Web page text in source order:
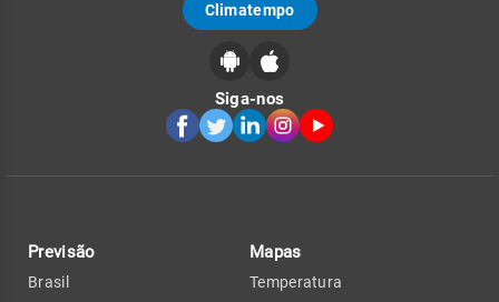
Climatempo
Siga-nos
Previsão
Brasil
Mapas
Temperatura